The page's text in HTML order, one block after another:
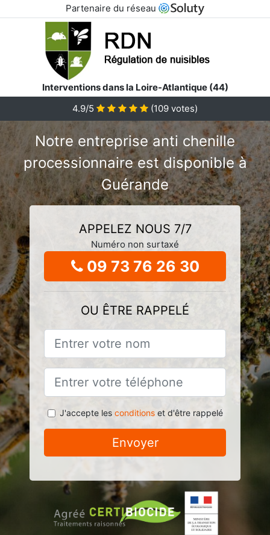
Partenaire du réseau
Interventions dans la Loire-Atlantique (44)
4.9/5
(109 votes)
Notre entreprise anti chenille
processionnaire est disponible à
Guérande
APPELEZ NOUS 7/7
Numéro non surtaxé
09 73 76 26 30
OU ÊTRE RAPPELÉ
J'accepte les conditionset d'être rappelé
Envoyer